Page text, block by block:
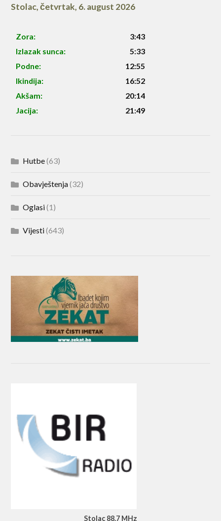
Stolac,četvrtak, 6. august 2026
Zora:
3:43
Izlazak sunca:
5:33
Podne:
12:55
Ikindija:
16:52
Akšam:
20:14
Jacija:
21:49
Hutbe(63)
Obavještenja(32)
Oglasi(1)
Vijesti(643)
Stolac 88.7 MHz